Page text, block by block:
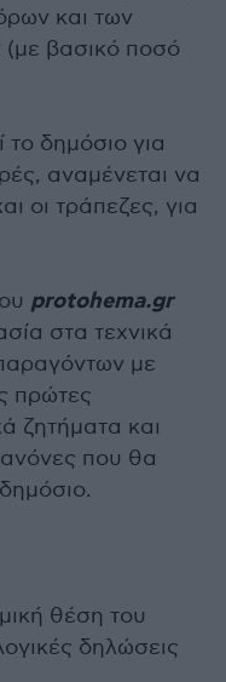
και των
(με βασικό ποσό
δημόσιο για
αναμένεται να
οι τράπεζες, για
protohema.gr
στα τεχνικά
με
πρώτες
ζητήματα και
που θα
θέση του
δηλώσεις